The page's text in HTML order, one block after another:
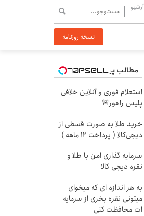
آرشیو
نسخه روزنامه
مطالب پیشنهادی
استعلام فوری و آنلاین خلافی
پلیس راهور🚨
خرید طلا به صورت قسطی از
دیجی‌کالا ( پرداخت 12 ماهه )
سرمایه گذاری امن با طلا و
نقره دیجی کالا
به هر اندازه ای که میخوای
میتونی نقره بخری از سرمایه
ات محافظت کنی